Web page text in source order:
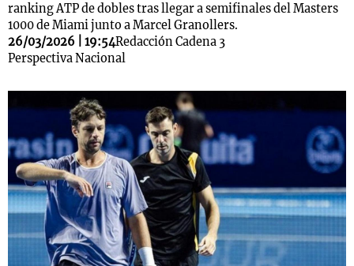
ranking ATP de dobles tras llegar a semifinales del Masters
1000 de Miami junto a Marcel Granollers.
26/03/2026 | 19:54Redacción Cadena 3
Perspectiva Nacional
Notas